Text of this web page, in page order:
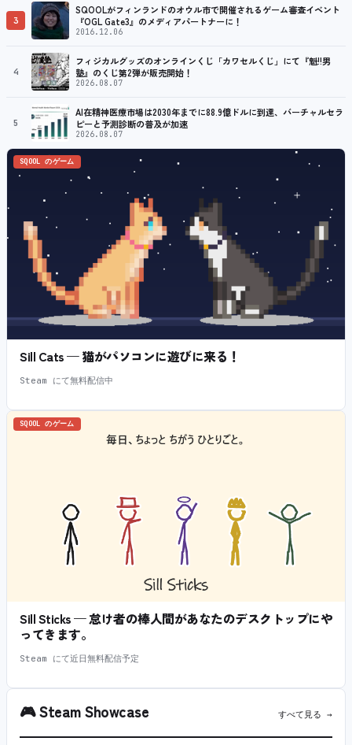
3
SQOOLがフィンランドのオウル市で開催されるゲーム審査イベント
『OGL Gate3』のメディアパートナーに！
2016.12.06
4
フィジカルグッズのオンラインくじ「カワセルくじ」にて『魁!!男
塾』のくじ第2弾が販売開始！
2026.08.07
5
AI在精神医療市場は2030年までに88.9億ドルに到達、バーチャルセラ
ピーと予測診断の普及が加速
2026.08.07
SQOOL のゲーム
Sill Cats — 猫がパソコンに遊びに来る！
Steam にて無料配信中
SQOOL のゲーム
Sill Sticks — 怠け者の棒人間があなたのデスクトップにや
ってきます。
Steam にて近日無料配信予定
🎮Steam Showcase すべて見る →